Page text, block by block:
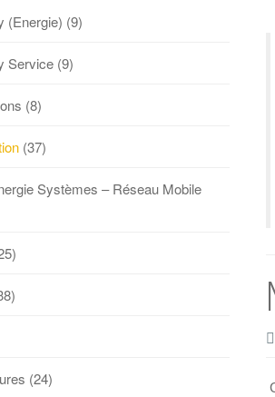
(Energie) (9)
Service (9)
(8)
(37)
Systèmes – Réseau Mobile
(24)